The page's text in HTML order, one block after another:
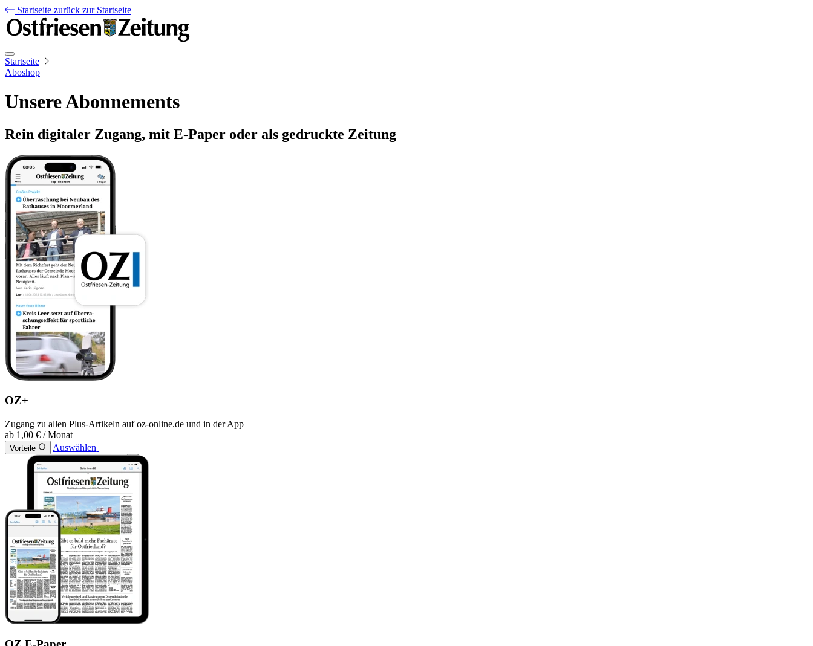
Startseite zurück zur Startseite
Startseite
Aboshop
Unsere Abonnements
Rein digitaler Zugang, mit E-Paper oder als gedruckte Zeitung
OZ+
Zugang zu allen Plus-Artikeln auf oz-online.de und in der App
ab 1,00 € / Monat
Vorteile Auswählen